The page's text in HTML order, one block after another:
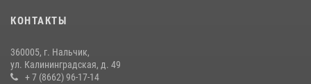
В Кабардино-Балкарии при силовой поддержке росгвардии
задержали группу лиц с крупной партией наркотиков
КОНТАКТЫ
360005, г. Нальчик,
ул. Калининградская, д. 49
+ 7 (8662) 96-17-14